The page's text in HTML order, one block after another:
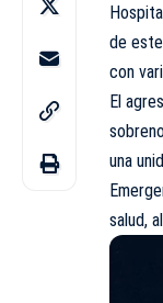
de
con
El
una
salud,